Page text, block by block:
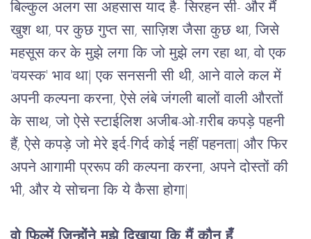
बिल्कुल अलग सा अहसास याद है- सिरहन सी- और मैं
खुश था, पर कुछ गुप्त सा, साज़िश जैसा कुछ था, जिसे
महसूस कर के मुझे लगा कि जो मुझे लग रहा था, वो एक
'वयस्क' भाव था एक सनसनी सी थी, आने वाले कल में
अपनी कल्पना करना, ऐसे लंबे जंगली बालों वाली औरतों
के साथ, जो ऐसे स्टाईलिश अजीब-ओ-ग़रीब कपड़े पहनी
हैं, ऐसे कपड़े जो मेरे इर्द-गिर्द कोई नहीं पहनता और फिर
अपने आगामी प्ररूप की कल्पना करना, अपने दोस्तों की
भी, और ये सोचना कि ये कैसा होगा